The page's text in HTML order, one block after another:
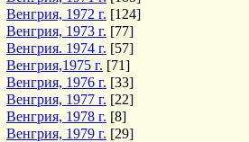
Венгрия, 1972 г. [124]
Венгрия, 1973 г. [77]
Венгрия. 1974 г. [57]
Венгрия,1975 г. [71]
Венгрия, 1976 г. [33]
Венгрия, 1977 г. [22]
Венгрия, 1978 г. [8]
Венгрия, 1979 г. [29]